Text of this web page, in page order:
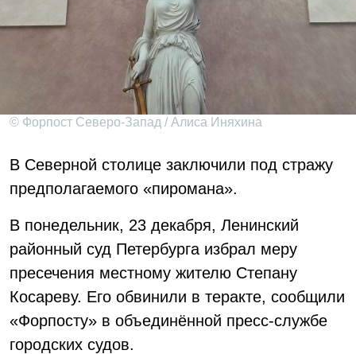
© Форпост Северо-Запад / Алиса Иняхина
В Северной столице заключили под стражу
предполагаемого «пиромана».
В понедельник, 23 декабря, Ленинский
районный суд Петербурга избрал меру
пресечения местному жителю Степану
Косареву. Его обвинили в теракте, сообщили
«Форпосту» в объединённой пресс-службе
городских судов.